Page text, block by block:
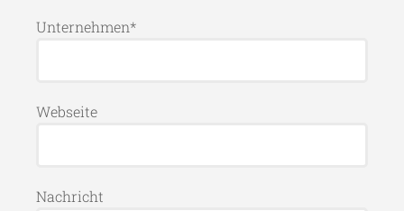
Unternehmen*
Webseite
Nachricht